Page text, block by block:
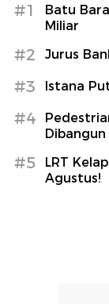
#1
Batu
Miliar
#2 Jurus
#3 Istana
#4
#5
LRT
Agustus!